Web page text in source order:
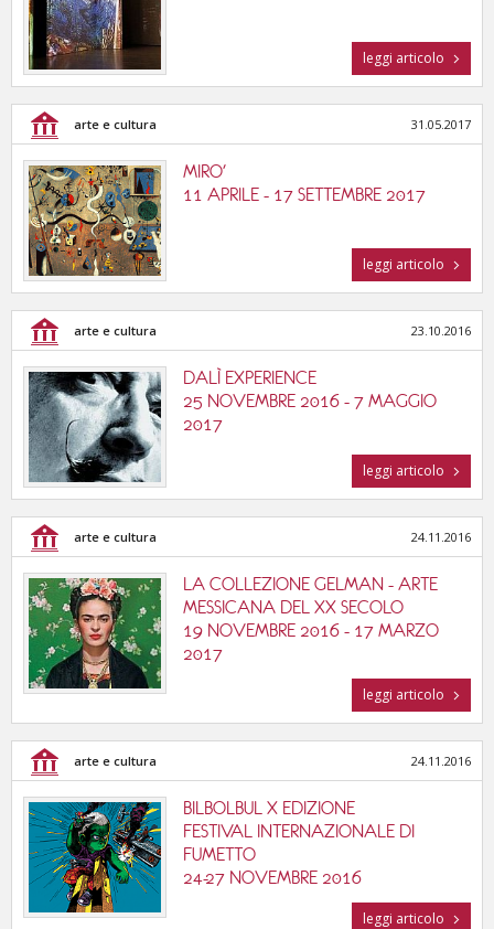
leggi articolo
arte e cultura 31.05.2017
MIRO'
11 APRILE - 17 SETTEMBRE 2017
leggi articolo
arte e cultura 23.10.2016
DALÌ EXPERIENCE
25 NOVEMBRE 2016 - 7 MAGGIO
2017
leggi articolo
arte e cultura 24.11.2016
LA COLLEZIONE GELMAN - ARTE
MESSICANA DEL XX SECOLO
19 NOVEMBRE 2016 - 17 MARZO
2017
leggi articolo
arte e cultura 24.11.2016
BILBOLBUL X EDIZIONE
FESTIVAL INTERNAZIONALE DI
FUMETTO
24-27 NOVEMBRE 2016
leggi articolo